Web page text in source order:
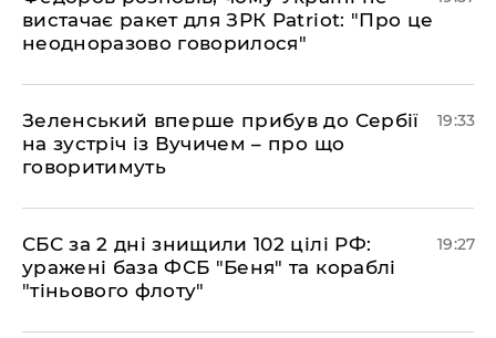
вистачає ракет для ЗРК Patriot: "Про це
неодноразово говорилося"
​Зеленський вперше прибув до Сербії
на зустріч із Вучичем – про що
говоритимуть
19:33
​СБС за 2 дні знищили 102 цілі РФ:
уражені база ФСБ "Беня" та кораблі
"тіньового флоту"
19:27